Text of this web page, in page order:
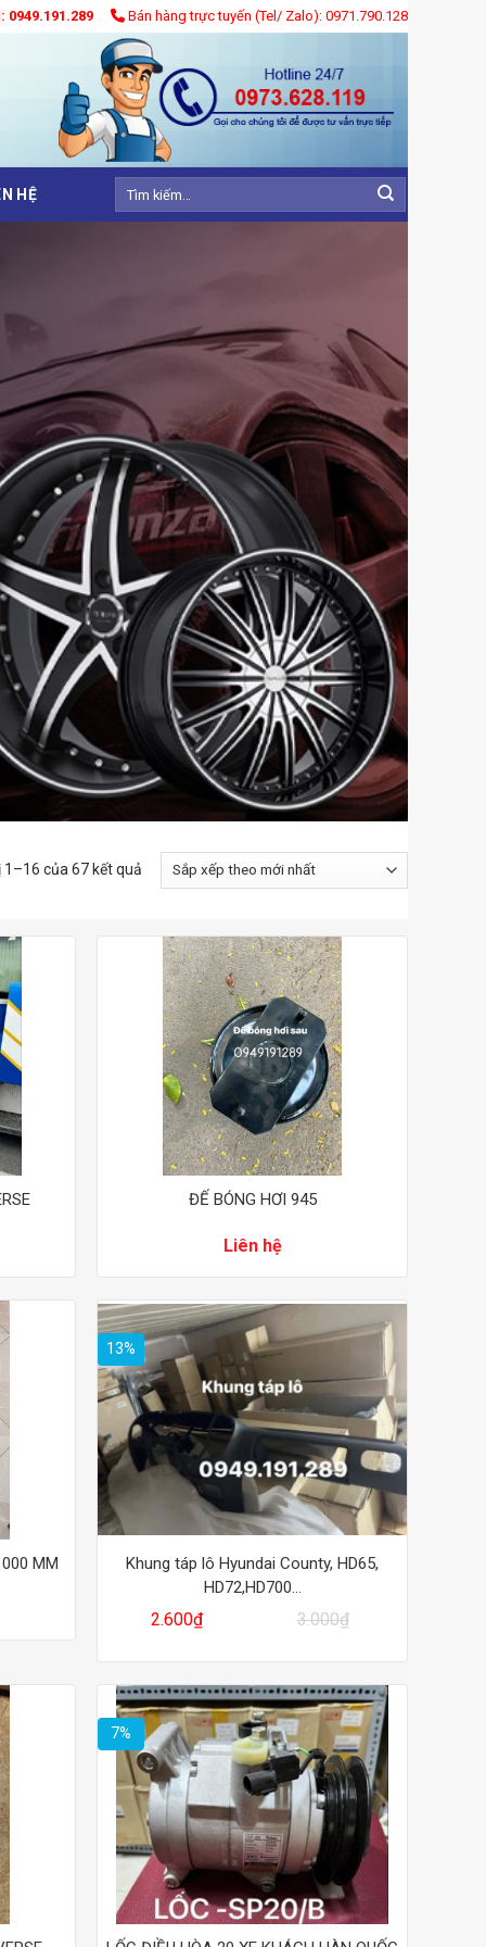
Bán hàng trực tuyến (Tel/ Zalo): 0971.790.128
HỆ
Tìm
1–16 của 67 kết quả
ĐẾ BÓNG HƠI 945
Liên hệ
MM
13%
Khung táp lô Hyundai County, HD65,
HD72,HD700…
3.000₫
3.000₫.
2.600₫
là:
2.600₫.
7%